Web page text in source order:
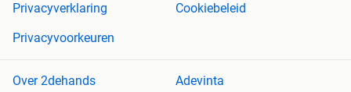
Privacyverklaring
Cookiebeleid
Privacyvoorkeuren
Over 2dehands Adevinta